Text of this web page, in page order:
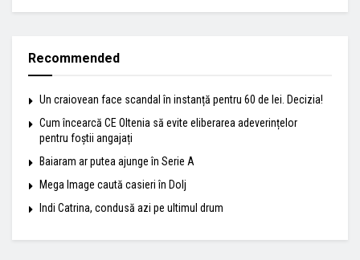
Recommended
Un craiovean face scandal în instanță pentru 60 de lei. Decizia!
Cum încearcă CE Oltenia să evite eliberarea adeverințelor
pentru foștii angajați
Baiaram ar putea ajunge în Serie A
Mega Image caută casieri în Dolj
Indi Catrina, condusă azi pe ultimul drum